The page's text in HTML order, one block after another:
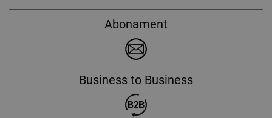
Abonament
Business to Business